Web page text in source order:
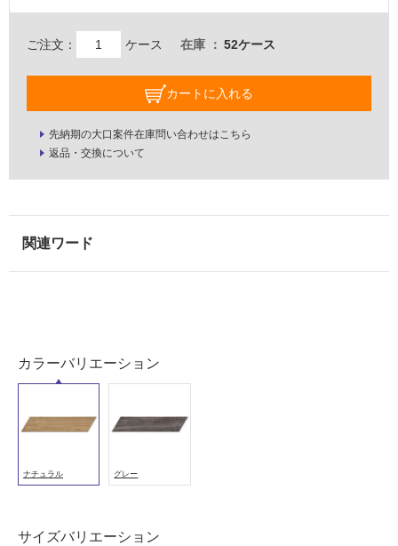
ご注文： ケース 在庫 52ケース
カートに入れる
先納期の大口案件在庫問い合わせはこちら
返品・交換について
カラーバリエーション
ナチュラル グレー
サイズバリエーション
内
壁・
壁
可
(寒
以
可